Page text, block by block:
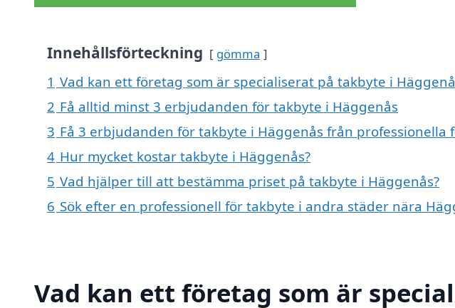
Innehållsförteckning gömma
1 Vad kan ett företag som är specialiserat på takbyte i
2 Få alltid minst 3 erbjudanden för takbyte i Häggenås
3 Få 3 erbjudanden för takbyte i Häggenås från professionella
4 Hur mycket kostar takbyte i Häggenås?
5 Vad hjälper till att bestämma priset på takbyte i Häggenås?
6 Sök efter en professionell för takbyte i andra städer nära
Vad kan ett företag som är